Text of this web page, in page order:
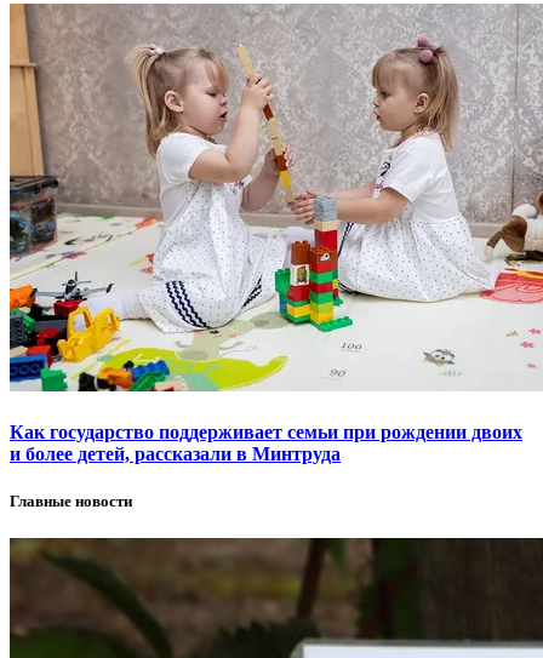
Как государство поддерживает семьи при рождении двоих
и более детей, рассказали в Минтруда
Главные новости